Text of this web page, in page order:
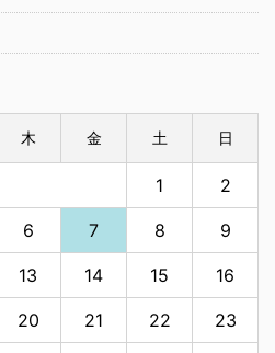
木 金 土 日
1 2
6 7 8 9
13 14 15 16
20 21 22 23